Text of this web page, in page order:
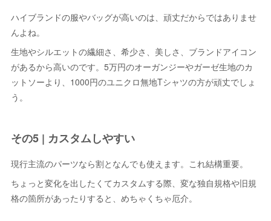
ハイブランドの服やバッグが高いのは、頑丈だからではありませ
んよね。
生地やシルエットの繊細さ、希少さ、美しさ、ブランドアイコン
があるから高いのです。5万円のオーガンジーやガーゼ生地のカ
ットソーより、1000円のユニクロ無地Tシャツの方が頑丈でしょ
う。
その5 | カスタムしやすい
現行主流のパーツなら割となんでも使えます。これ結構重要。
ちょっと変化を出したくてカスタムする際、変な独自規格や旧規
格の箇所があったりすると、めちゃくちゃ厄介。